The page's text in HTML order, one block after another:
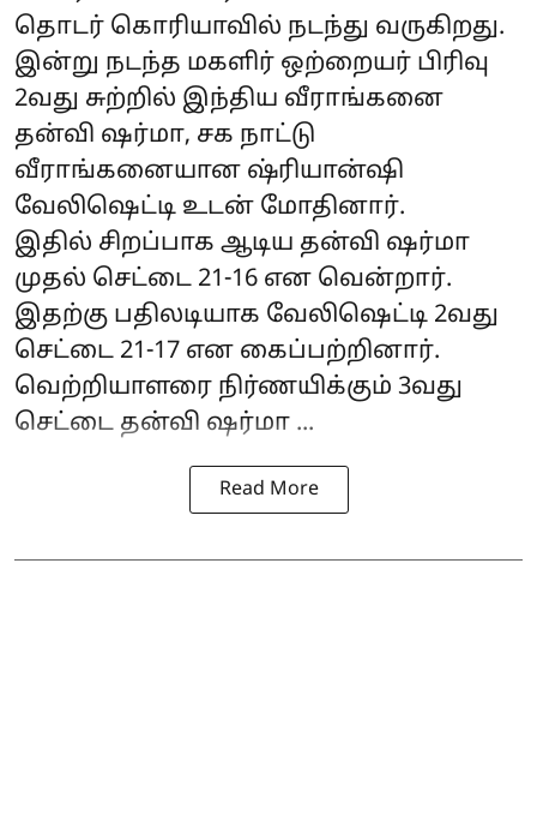
தொடர் கொரியாவில் நடந்து வருகிறது.
இன்று நடந்த மகளிர் ஒற்றையர் பிரிவு
2வது சுற்றில் இந்திய வீராங்கனை
தன்வி ஷர்மா, சக நாட்டு
வீராங்கனையான ஷ்ரியான்ஷி
வேலிஷெட்டி உடன் மோதினார்.
இதில் சிறப்பாக ஆடிய தன்வி ஷர்மா
முதல் செட்டை 21-16 என வென்றார்.
இதற்கு பதிலடியாக வேலிஷெட்டி 2வது
செட்டை 21-17 என கைப்பற்றினார்.
வெற்றியாளரை நிர்ணயிக்கும் 3வது
செட்டை தன்வி ஷர்மா ...
Read More